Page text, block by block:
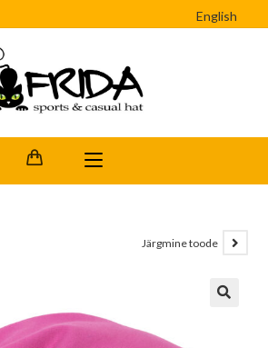
English
Järgmine toode